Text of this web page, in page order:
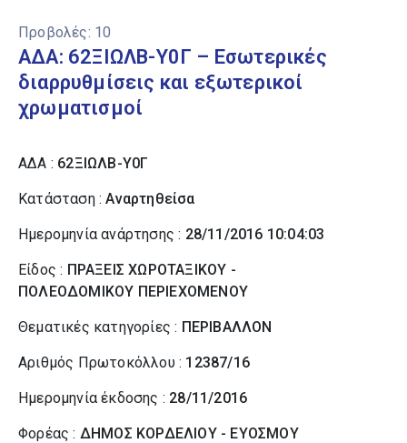
Προβολές: 10
ΑΔΑ: 62ΞΙΩΛΒ-Υ0Γ – Εσωτερικές
διαρρυθμίσεις και εξωτερικοί
χρωματισμοί
ΑΔΑ : 62ΞΙΩΛΒ-Υ0Γ
Κατάσταση :Αναρτηθείσα
Ημερομηνία ανάρτησης : 28/11/2016 10:04:03
Είδος : ΠΡΑΞΕΙΣ ΧΩΡΟΤΑΞΙΚΟΥ -
ΠΟΛΕΟΔΟΜΙΚΟΥ ΠΕΡΙΕΧΟΜΕΝΟΥ
Θεματικές κατηγορίες : ΠΕΡΙΒΑΛΛΟΝ
Αριθμός Πρωτοκόλλου : 12387/16
Ημερομηνία έκδοσης : 28/11/2016
Φορέας : ΔΗΜΟΣ ΚΟΡΔΕΛΙΟΥ - ΕΥΟΣΜΟΥ